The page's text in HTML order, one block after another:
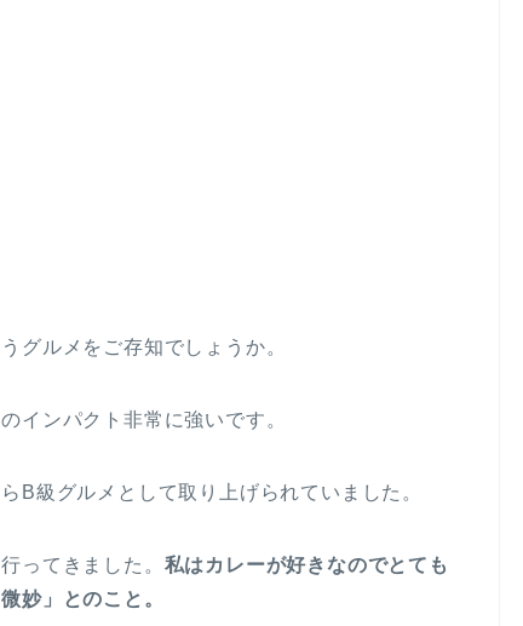
うグルメをご存知でしょうか。
インパクト非常に強いです。
B級グルメとして取り上げられていました。
ってきました。 私はカレーが好きなのでとても
妙」とのこと。